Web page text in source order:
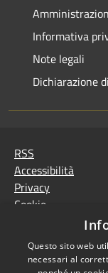
Informativa
Note legali
Dichiarazione
RSS
Accessibilità
Privacy
Cookie
MISSIONE 2
verde e transizione
Questo sito web
necessari al